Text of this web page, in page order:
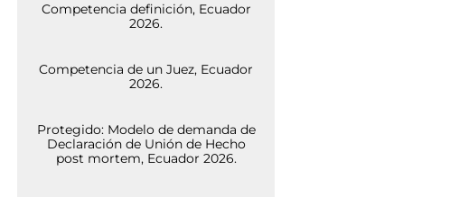
Competencia definición, Ecuador
2026.
Competencia de un Juez, Ecuador
2026.
Protegido: Modelo de demanda de
Declaración de Unión de Hecho
post mortem, Ecuador 2026.